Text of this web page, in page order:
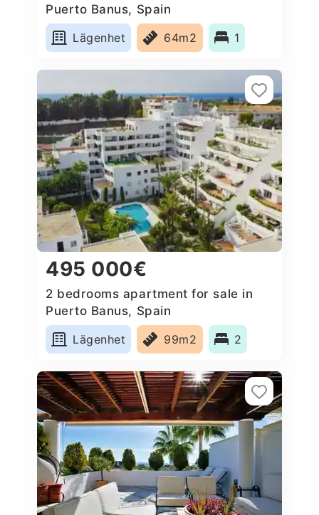
Puerto Banus, Spain
Lägenhet
64m2 1
495 000€
2 bedrooms apartment for sale in
Puerto Banus, Spain
Lägenhet
99m2 2